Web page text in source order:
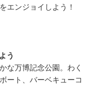
エンジョイしよう！
う
な万博記念公園。わく
ート、バーベキューコ